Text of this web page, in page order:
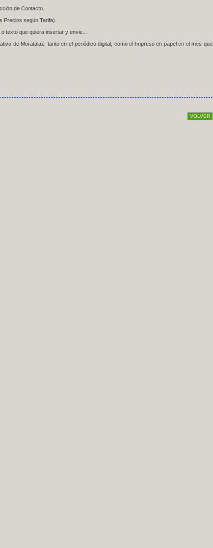
de Contacto.
Precios según Tarifa).
texto que quiera insertar y envie...
de Moratalaz, tanto en el periódico digital, como el Impreso en papel en el mes que
VOLVER